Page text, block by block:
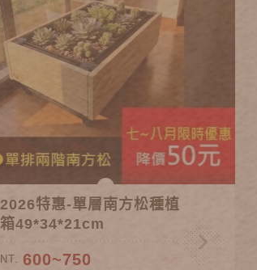
2026特惠-單層南方松種植
箱49*34*21cm
NT. 600~750